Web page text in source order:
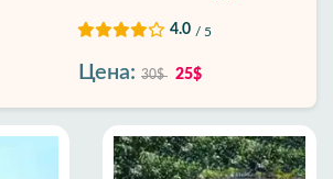
4.0 / 5
Цена: 30$ 25$